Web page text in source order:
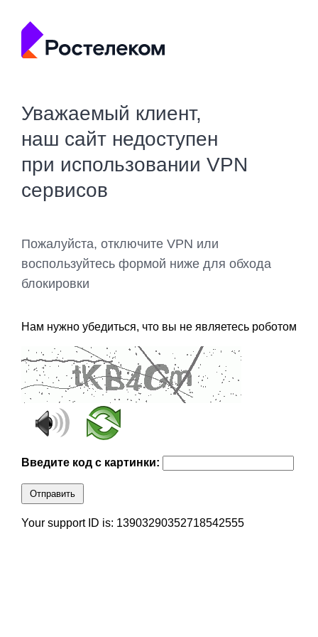
Уважаемый клиент,
наш сайт недоступен
при использовании VPN
сервисов
Пожалуйста, отключите VPN или
воспользуйтесь формой ниже для обхода
блокировки
Нам нужно убедиться, что вы не являетесь роботом
Введите код с картинки:
Отправить
Your support ID is: 13903290352718542555